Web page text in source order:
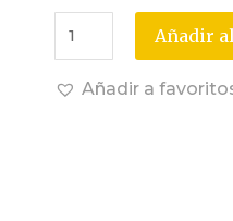
Añadir
Añadir a